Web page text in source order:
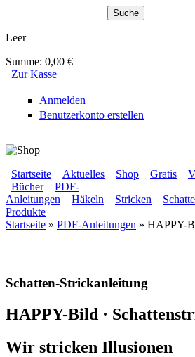
Leer
Summe: 0,00 €
Zur Kasse
Anmelden
Benutzerkonto erstellen
BLUMENBUNT
Sekundärmenü
Startseite Aktuelles Shop Gratis
Hauptmenü
Bücher
PDF-
Anleitungen
Häkeln Stricken
Produkte
Startseite » PDF-Anleitungen » HAPPY-
Schatten-Strickanleitung
HAPPY-Bild ·
Wir stricken Illusionen